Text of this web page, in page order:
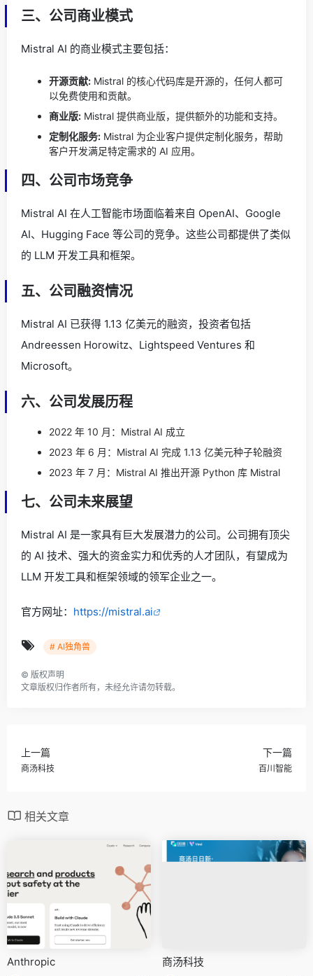
三、公司商业模式
Mistral AI 的商业模式主要包括：
开源贡献: Mistral 的核心代码库是开源的，任何人都可
以免费使用和贡献。
商业版: Mistral 提供商业版，提供额外的功能和支持。
定制化服务: Mistral 为企业客户提供定制化服务，帮助
客户开发满足特定需求的 AI 应用。
四、公司市场竞争
Mistral AI 在人工智能市场面临着来自 OpenAI、Google
AI、Hugging Face 等公司的竞争。这些公司都提供了类似
的 LLM 开发工具和框架。
五、公司融资情况
Mistral AI 已获得 1.13 亿美元的融资，投资者包括
Andreessen Horowitz、Lightspeed Ventures 和
Microsoft。
六、公司发展历程
2022 年 10 月：Mistral AI 成立
2023 年 6 月：Mistral AI 完成 1.13 亿美元种子轮融资
2023 年 7 月：Mistral AI 推出开源 Python 库 Mistral
七、公司未来展望
Mistral AI 是一家具有巨大发展潜力的公司。公司拥有顶尖
的 AI 技术、强大的资金实力和优秀的人才团队，有望成为
LLM 开发工具和框架领域的领军企业之一。
官方网址： https://mistral.ai
# AI独角兽
© 版权声明
文章版权归作者所有，未经允许请勿转载。
上一篇
商汤科技
下一篇
百川智能
相关文章
Anthropic 商汤科技